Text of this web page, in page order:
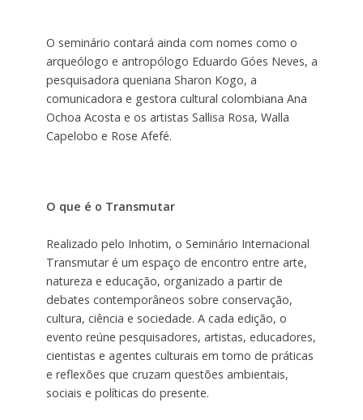
O seminário contará ainda com nomes como o
arqueólogo e antropólogo Eduardo Góes Neves, a
pesquisadora queniana Sharon Kogo, a
comunicadora e gestora cultural colombiana Ana
Ochoa Acosta e os artistas Sallisa Rosa, Walla
Capelobo e Rose Afefé.
O que é o Transmutar
Realizado pelo Inhotim, o Seminário Internacional
Transmutar é um espaço de encontro entre arte,
natureza e educação, organizado a partir de
debates contemporâneos sobre conservação,
cultura, ciência e sociedade. A cada edição, o
evento reúne pesquisadores, artistas, educadores,
cientistas e agentes culturais em torno de práticas
e reflexões que cruzam questões ambientais,
sociais e políticas do presente.